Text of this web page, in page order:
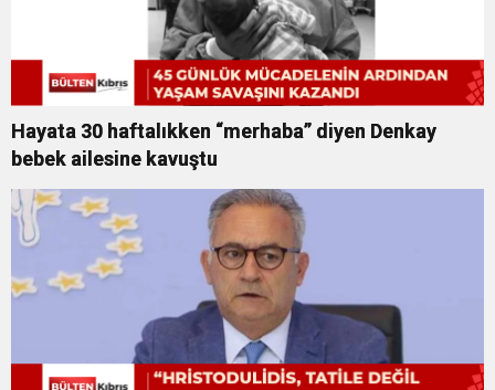
Hayata 30 haftalıkken “merhaba” diyen Denkay
bebek ailesine kavuştu